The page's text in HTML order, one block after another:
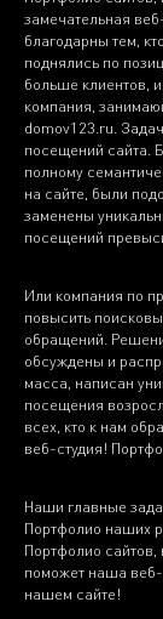
замечательная
благодарны тем,
поднялись по
больше клиентов,
компания,
domov123.ru.
посещений сайта.
полному
на сайте, были
заменены
посещений
Или компания по
повысить
обращений.
обсуждены и
масса, написан
посещения
всех, кто к нам
веб-студия!
Наши главные
Портфолио наших
Портфолио сайтов,
поможет наша веб-
нашем сайте!